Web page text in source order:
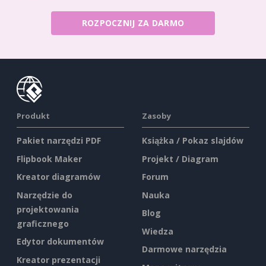
ROZPOCZNIJ ZA DARMO
Produkt
Pakiet narzędzi PDF
Flipbook Maker
Kreator diagramów
Narzędzie do
projektowania
graficznego
Edytor dokumentów
Kreator prezentacji
Zasoby
Książka / Pokaz slajdów
Projekt / Diagram
Forum
Nauka
Blog
Wiedza
Darmowe narzędzia